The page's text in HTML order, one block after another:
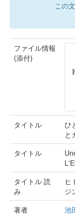
この
ファイル情報
(添付)
タイトル
ひ
と
タイトル
タイトル 読
み
ヒ
ジ
著者
池